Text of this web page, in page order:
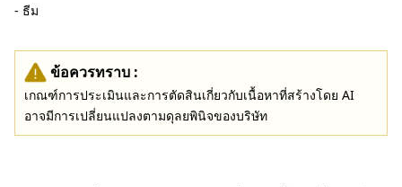
- ธีม
ข้อควรทราบ :
เกณฑ์การประเมินและการตัดสินเกี่ยวกับเนื้อหาที่สร้างโดย AI
อาจมีการเปลี่ยนแปลงตามดุลยพินิจของบริษัท